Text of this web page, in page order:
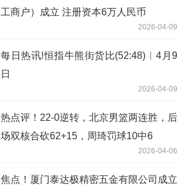
工商户）成立 注册资本6万人民币
2026-04-09
每日热讯!恒指牛熊街货比(52:48)︱4月9
日
2026-04-09
热点评！22-0逆转，北京男篮两连胜，后
场双核合砍62+15，周琦罚球10中6
2026-04-06
焦点！厦门泰达极精密五金有限公司成立